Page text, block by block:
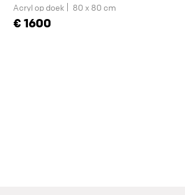
Acryl op doek 80 x 80 cm
1600